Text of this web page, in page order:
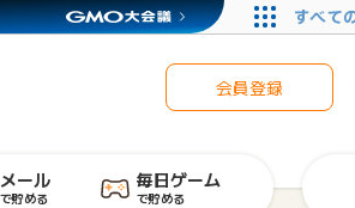
会員登録
メール
で貯める
毎日ゲーム
で貯める